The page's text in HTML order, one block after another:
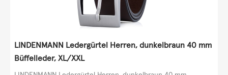
LINDENMANN Ledergürtel Herren, dunkelbraun 40 mm
Büffelleder, XL/XXL